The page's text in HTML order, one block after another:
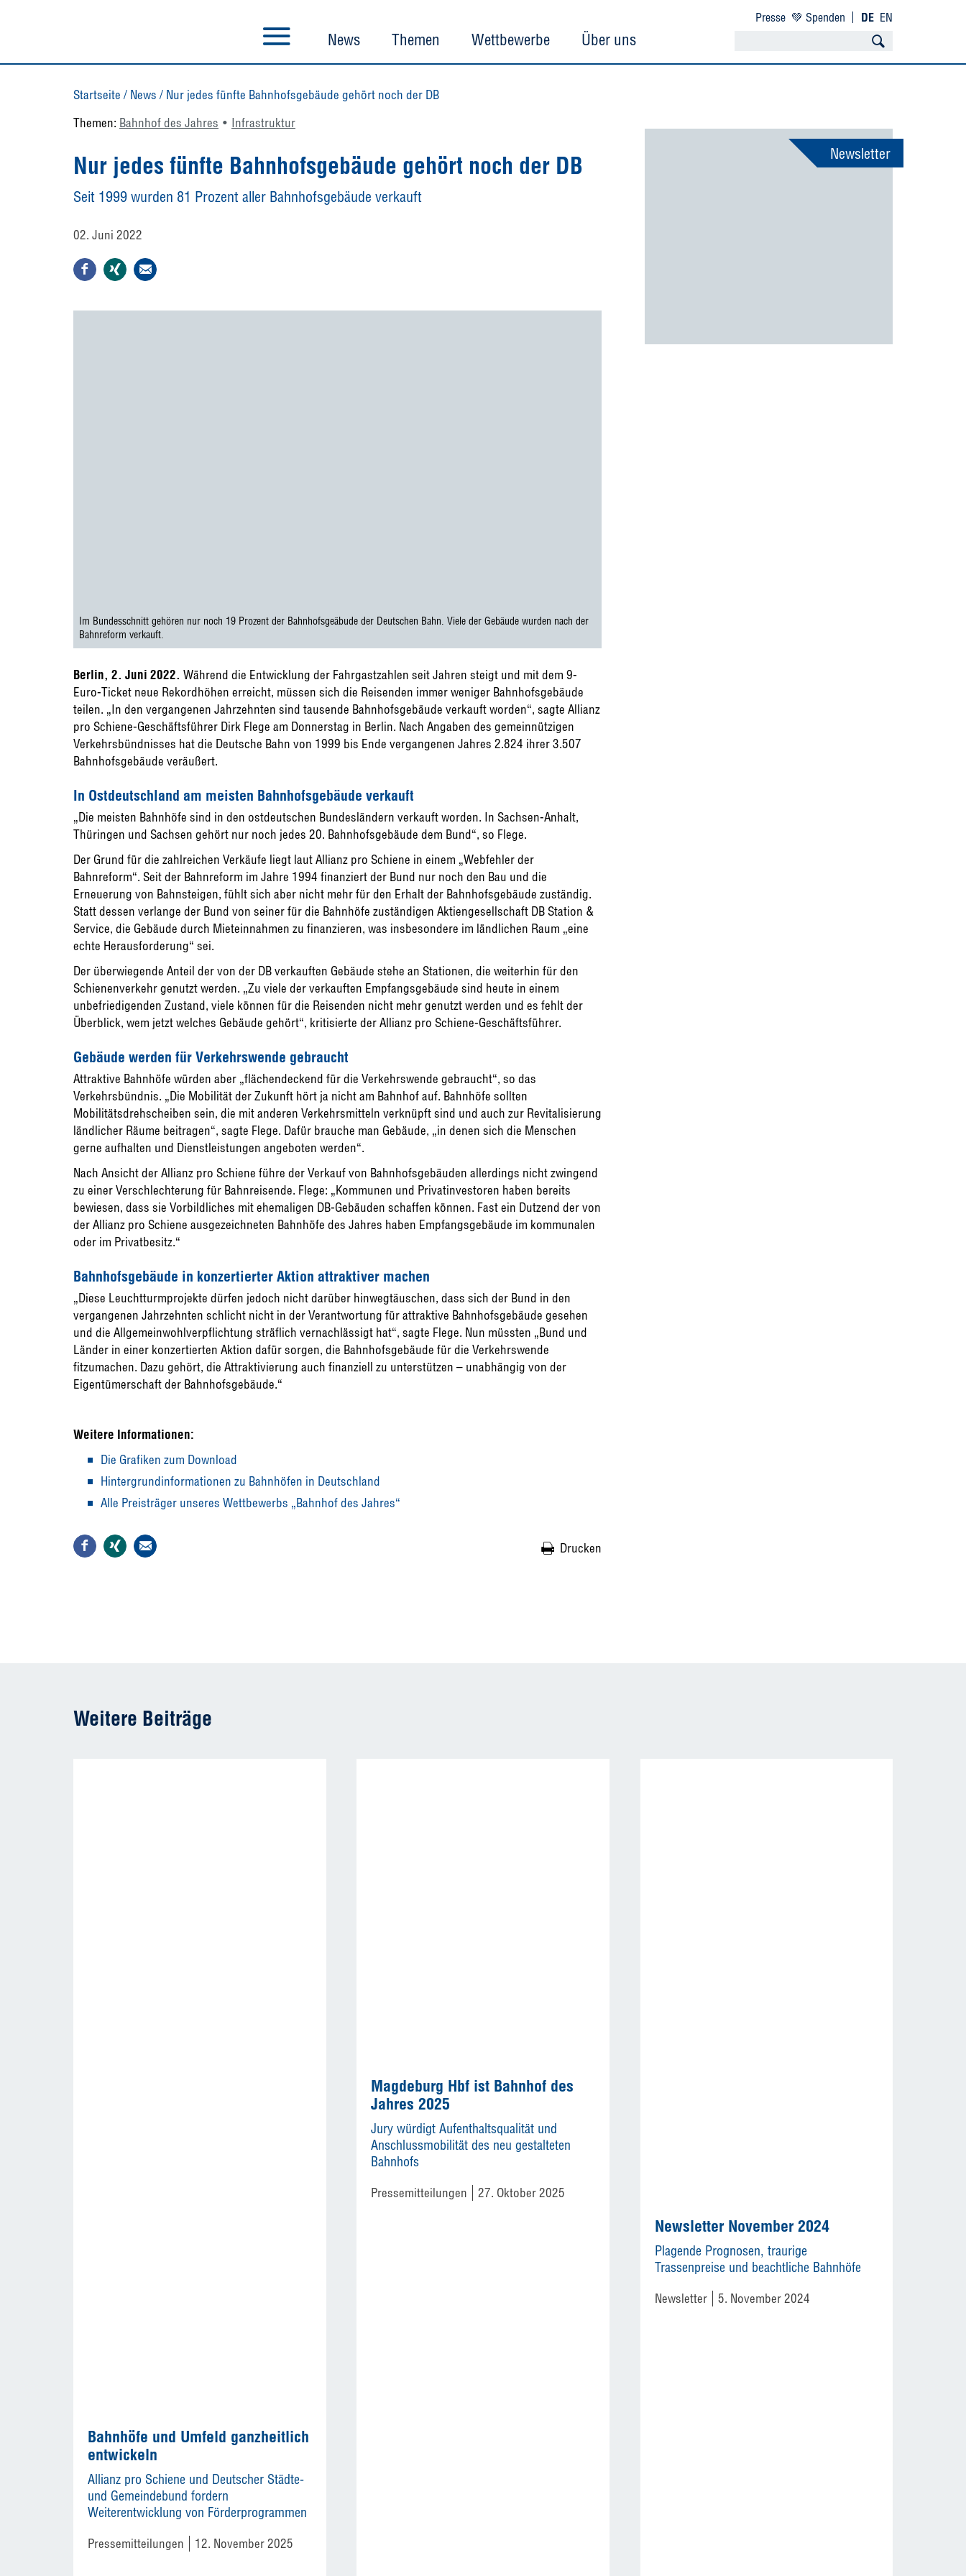
News Themen Wettbewerbe Über uns
Presse 💚 Spenden DE EN
Startseite / News / Nur jedes fünfte Bahnhofsgebäude gehört noch der DB
Themen: Bahnhof des Jahres Infrastruktur
Nur jedes fünfte Bahnhofsgebäude gehört noch der DB
Seit 1999 wurden 81 Prozent aller Bahnhofsgebäude verkauft
02. Juni 2022
Im Bundesschnitt gehören nur noch 19 Prozent der Bahnhofsgeäbude der Deutschen Bahn. Viele der Gebäude wurden nach der
Bahnreform verkauft.
Berlin, 2. Juni 2022. Während die Entwicklung der Fahrgastzahlen seit Jahren steigt und mit dem 9-
Euro-Ticket neue Rekordhöhen erreicht, müssen sich die Reisenden immer weniger Bahnhofsgebäude
teilen. „In den vergangenen Jahrzehnten sind tausende Bahnhofsgebäude verkauft worden“, sagte Allianz
pro Schiene-Geschäftsführer Dirk Flege am Donnerstag in Berlin. Nach Angaben des gemeinnützigen
Verkehrsbündnisses hat die Deutsche Bahn von 1999 bis Ende vergangenen Jahres 2.824 ihrer 3.507
Bahnhofsgebäude veräußert.
In Ostdeutschland am meisten Bahnhofsgebäude verkauft
„Die meisten Bahnhöfe sind in den ostdeutschen Bundesländern verkauft worden. In Sachsen-Anhalt,
Thüringen und Sachsen gehört nur noch jedes 20. Bahnhofsgebäude dem Bund“, so Flege.
Der Grund für die zahlreichen Verkäufe liegt laut Allianz pro Schiene in einem „Webfehler der
Bahnreform“. Seit der Bahnreform im Jahre 1994 finanziert der Bund nur noch den Bau und die
Erneuerung von Bahnsteigen, fühlt sich aber nicht mehr für den Erhalt der Bahnhofsgebäude zuständig.
Statt dessen verlange der Bund von seiner für die Bahnhöfe zuständigen Aktiengesellschaft DB Station &
Service, die Gebäude durch Mieteinnahmen zu finanzieren, was insbesondere im ländlichen Raum „eine
echte Herausforderung“ sei.
Der überwiegende Anteil der von der DB verkauften Gebäude stehe an Stationen, die weiterhin für den
Schienenverkehr genutzt werden. „Zu viele der verkauften Empfangsgebäude sind heute in einem
unbefriedigenden Zustand, viele können für die Reisenden nicht mehr genutzt werden und es fehlt der
Überblick, wem jetzt welches Gebäude gehört“, kritisierte der Allianz pro Schiene-Geschäftsführer.
Gebäude werden für Verkehrswende gebraucht
Attraktive Bahnhöfe würden aber „flächendeckend für die Verkehrswende gebraucht“, so das
Verkehrsbündnis. „Die Mobilität der Zukunft hört ja nicht am Bahnhof auf. Bahnhöfe sollten
Mobilitätsdrehscheiben sein, die mit anderen Verkehrsmitteln verknüpft sind und auch zur Revitalisierung
ländlicher Räume beitragen“, sagte Flege. Dafür brauche man Gebäude, „in denen sich die Menschen
gerne aufhalten und Dienstleistungen angeboten werden“.
Nach Ansicht der Allianz pro Schiene führe der Verkauf von Bahnhofsgebäuden allerdings nicht zwingend
zu einer Verschlechterung für Bahnreisende. Flege: „Kommunen und Privatinvestoren haben bereits
bewiesen, dass sie Vorbildliches mit ehemaligen DB-Gebäuden schaffen können. Fast ein Dutzend der von
der Allianz pro Schiene ausgezeichneten Bahnhöfe des Jahres haben Empfangsgebäude im kommunalen
oder im Privatbesitz.“
Bahnhofsgebäude in konzertierter Aktion attraktiver machen
„Diese Leuchtturmprojekte dürfen jedoch nicht darüber hinwegtäuschen, dass sich der Bund in den
vergangenen Jahrzehnten schlicht nicht in der Verantwortung für attraktive Bahnhofsgebäude gesehen
und die Allgemeinwohlverpflichtung sträflich vernachlässigt hat“, sagte Flege. Nun müssten „Bund und
Länder in einer konzertierten Aktion dafür sorgen, die Bahnhofsgebäude für die Verkehrswende
fitzumachen. Dazu gehört, die Attraktivierung auch finanziell zu unterstützen – unabhängig von der
Eigentümerschaft der Bahnhofsgebäude.“
Weitere Informationen:
Die Grafiken zum Download
Hintergrundinformationen zu Bahnhöfen in Deutschland
Alle Preisträger unseres Wettbewerbs „Bahnhof des Jahres“
Drucken
Newsletter
Weitere Beiträge
Bahnhöfe und Umfeld ganzheitlich
entwickeln
Allianz pro Schiene und Deutscher Städte-
und Gemeindebund fordern
Weiterentwicklung von Förderprogrammen
Pressemitteilungen 12. November 2025
Magdeburg Hbf ist Bahnhof des
Jahres 2025
Jury würdigt Aufenthaltsqualität und
Anschlussmobilität des neu gestalteten
Bahnhofs
Pressemitteilungen 27. Oktober 2025
Newsletter November 2024
Plagende Prognosen, traurige
Trassenpreise und beachtliche Bahnhöfe
Newsletter 5. November 2024